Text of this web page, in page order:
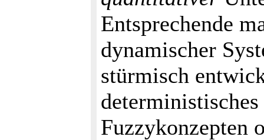
Entsprechende
dynamischer
stürmisch
Fuzzykonzepten